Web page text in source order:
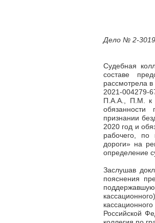
Дело № 2-
Судебная
составе
рассмотрела
2021-004279-
П.А.А., П.М. к
обязанности
признании
2020 год и
рабочего, по
дороги» на
определение
Заслушав
пояснения
Российской